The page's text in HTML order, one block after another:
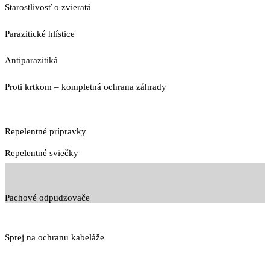
Starostlivosť o zvieratá
Parazitické hlístice
Antiparazitiká
Proti krtkom – kompletná ochrana záhrady
Repelentné prípravky
Repelentné sviečky
Pachové odpudzovače
Sprej na ochranu kabeláže